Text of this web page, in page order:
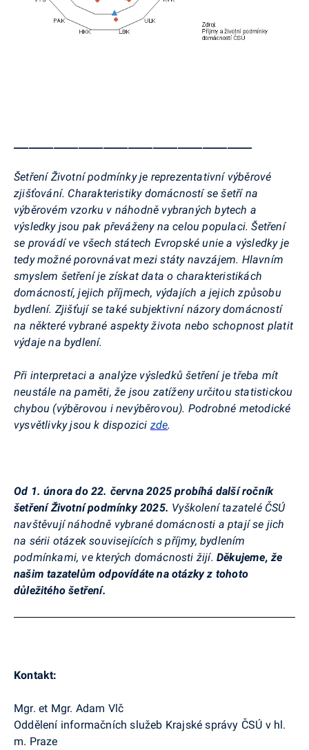
Šetření Životní podmínky je reprezentativní výběrové
zjišťování. Charakteristiky domácností se šetří na
výběrovém vzorku v náhodně vybraných bytech a
výsledky jsou pak převáženy na celou populaci. Šetření
se provádí ve všech státech Evropské unie a výsledky je
tedy možné porovnávat mezi státy navzájem. Hlavním
smyslem šetření je získat data o charakteristikách
domácností, jejich příjmech, výdajích a jejich způsobu
bydlení. Zjišťují se také subjektivní názory domácností
na některé vybrané aspekty života nebo schopnost platit
výdaje na bydlení.
Při interpretaci a analýze výsledků šetření je třeba mít
neustále na paměti, že jsou zatíženy určitou statistickou
chybou (výběrovou i nevýběrovou). Podrobné metodické
vysvětlivky jsou k dispozici zde.
Od 1. února do 22. června 2025 probíhá další ročník
šetření Životní podmínky 2025. Vyškolení tazatelé ČSÚ
navštěvují náhodně vybrané domácnosti a ptají se jich
na sérii otázek souvisejících s příjmy, bydlením
podmínkami, ve kterých domácnosti žijí. Děkujeme, že
našim tazatelům odpovídáte na otázky z tohoto
důležitého šetření.
Kontakt:
Mgr. et Mgr. Adam Vlč
Oddělení informačních služeb Krajské správy ČSÚ v hl.
m. Praze